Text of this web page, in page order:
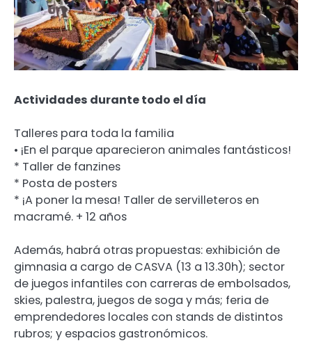
Actividades durante todo el día
Talleres para toda la familia
• ¡En el parque aparecieron animales fantásticos!
* Taller de fanzines
* Posta de posters
* ¡A poner la mesa! Taller de servilleteros en
macramé. + 12 años
Además, habrá otras propuestas: exhibición de
gimnasia a cargo de CASVA (13 a 13.30h); sector
de juegos infantiles con carreras de embolsados,
skies, palestra, juegos de soga y más; feria de
emprendedores locales con stands de distintos
rubros; y espacios gastronómicos.